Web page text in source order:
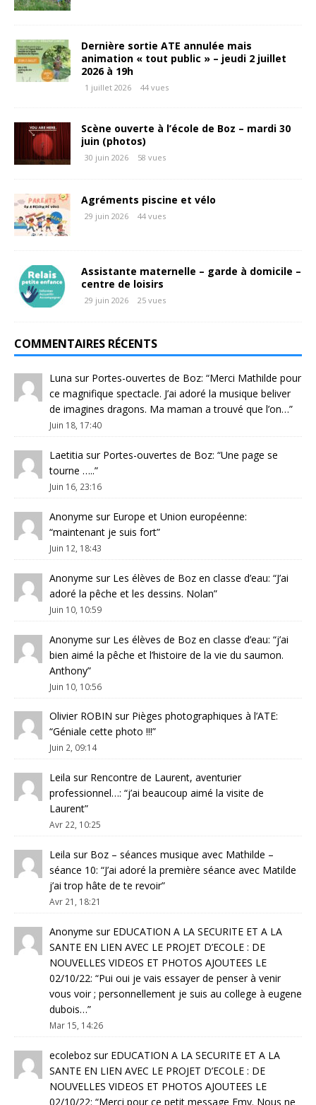
Dernière sortie ATE annulée mais
animation « tout public » – jeudi 2 juillet
2026 à 19h
1 juillet 2026 44 vues
Scène ouverte à l’école de Boz – mardi 30
juin (photos)
30 juin 2026 58 vues
Agréments piscine et vélo
29 juin 2026 44 vues
Assistante maternelle – garde à domicile –
centre de loisirs
29 juin 2026 25 vues
COMMENTAIRES RÉCENTS
Luna sur Portes-ouvertes de Boz: “Merci Mathilde pour
ce magnifique spectacle. J’ai adoré la musique beliver
de imagines dragons. Ma maman a trouvé que l’on…”
Juin 18, 17:40
Laetitia sur Portes-ouvertes de Boz: “Une page se
tourne …..”
Juin 16, 23:16
Anonyme sur Europe et Union européenne:
“maintenant je suis fort”
Juin 12, 18:43
Anonyme sur Les élèves de Boz en classe d’eau: “J’ai
adoré la pêche et les dessins. Nolan”
Juin 10, 10:59
Anonyme sur Les élèves de Boz en classe d’eau: “j’ai
bien aimé la pêche et l’histoire de la vie du saumon.
Anthony”
Juin 10, 10:56
Olivier ROBIN sur Pièges photographiques à l’ATE:
“Géniale cette photo !!!”
Juin 2, 09:14
Leila sur Rencontre de Laurent, aventurier
professionnel…: “j’ai beaucoup aimé la visite de
Laurent”
Avr 22, 10:25
Leila sur Boz – séances musique avec Mathilde –
séance 10: “J’ai adoré la première séance avec Matilde
j’ai trop hâte de te revoir”
Avr 21, 18:21
Anonyme sur EDUCATION A LA SECURITE ET A LA
SANTE EN LIEN AVEC LE PROJET D’ECOLE : DE
NOUVELLES VIDEOS ET PHOTOS AJOUTEES LE
02/10/22: “Pui oui je vais essayer de penser à venir
vous voir ; personnellement je suis au college à eugene
dubois…”
Mar 15, 14:26
ecoleboz sur EDUCATION A LA SECURITE ET A LA
SANTE EN LIEN AVEC LE PROJET D’ECOLE : DE
NOUVELLES VIDEOS ET PHOTOS AJOUTEES LE
02/10/22: “Merci pour ce petit message Emy. Nous ne